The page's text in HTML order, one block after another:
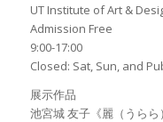
UT Institute of Art &
Admission Free
9:00-17:00
Closed: Sat, Sun, and
展示作品
池宮城 友子《麗（うら